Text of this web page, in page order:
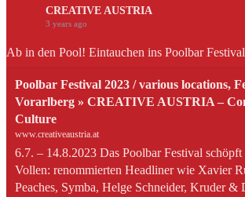
CREATIVE AUSTRIA
3 years ago
Ab in den Pool! Eintauchen ins Poolbar
Poolbar Festival 2023 / various locations,
Vorarlberg » CREATIVE AUSTRIA –
Culture
www.creativeaustria.at
6.7. – 14.8.2023 Das Poolbar Festival schöpft
Vollen: renommierten Headliner wie Xavier
Peaches, Symba, Helge Schneider, Kruder &